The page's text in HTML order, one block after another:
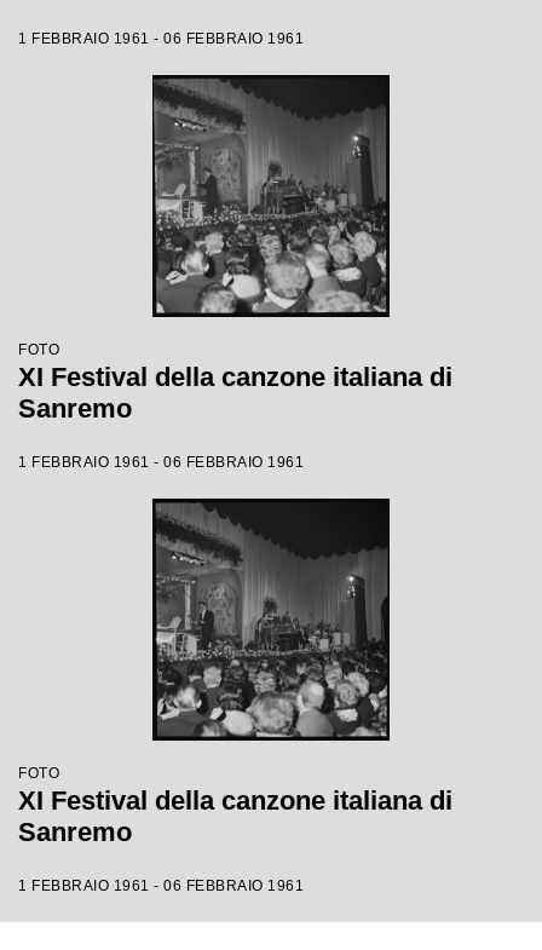
1 FEBBRAIO 1961 - 06 FEBBRAIO 1961
FOTO
XI Festival della canzone italiana di
Sanremo
1 FEBBRAIO 1961 - 06 FEBBRAIO 1961
FOTO
XI Festival della canzone italiana di
Sanremo
1 FEBBRAIO 1961 - 06 FEBBRAIO 1961